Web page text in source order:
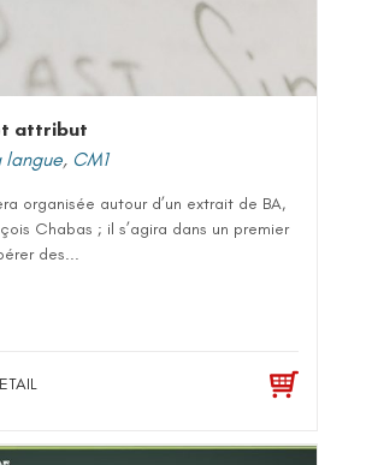
attribut
langue, CM1
organisée autour d’un extrait de BA,
Chabas ; il s’agira dans un premier
des...